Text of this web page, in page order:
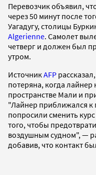
Перевозчик объявил,
через 50 минут после
Уагадугу, столицы
Algerienne. Самолет
четверг и должен был
утром.
ИсточникAFP
потеряна, когда
пространстве Мали и
"Лайнер приближался к
попросили сменить
того, чтобы
воздушным судном", —
добавив, что контакт